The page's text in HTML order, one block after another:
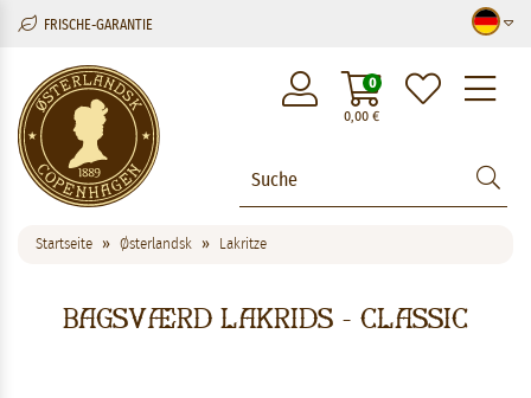
FRISCHE-GARANTIE
0,00€
0
Startseite Østerlandsk Lakritze
Bagsværd Lakrids - Classic